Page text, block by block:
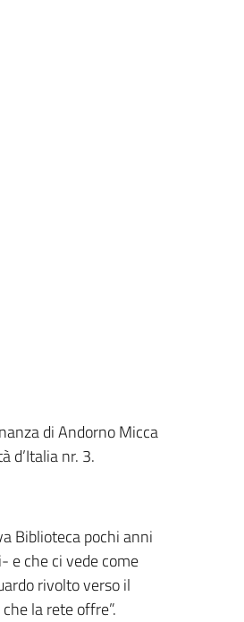
di Andorno Micca
d’Italia nr. 3.
Biblioteca pochi anni
e che ci vede come
rivolto verso il
la rete offre”.